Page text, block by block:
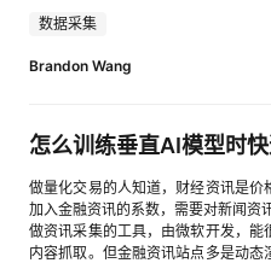
URL，设置要采集的字段（帖子标
保留得很好。
数据采集
Brandon Wang
怎么训练垂直AI模型时快
做量化交易的人知道，财经资讯是
加入金融资讯的系数，需要对新闻资讯进行实时采
做资讯采集的工具，由微软开发，
内容抓取。但金融资讯站点多是动